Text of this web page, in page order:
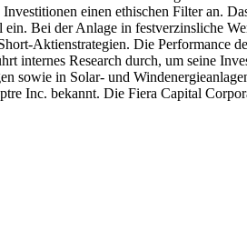
einen ethischen Filter an.
Bei der Anlage in festverzinsliche
Aktienstrategien. Die
internes Research durch, um seine
sowie in Solar- und
Inc. bekannt. Die Fiera Capital